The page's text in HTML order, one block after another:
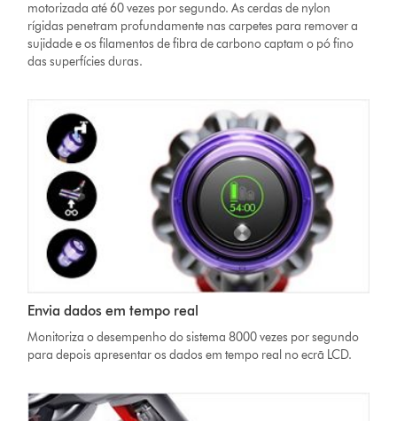
motorizada até 60 vezes por segundo. As cerdas de nylon
rígidas penetram profundamente nas carpetes para remover a
sujidade e os filamentos de fibra de carbono captam o pó fino
das superfícies duras.
Envia dados em tempo real
Monitoriza o desempenho do sistema 8000 vezes por segundo
para depois apresentar os dados em tempo real no ecrã LCD.